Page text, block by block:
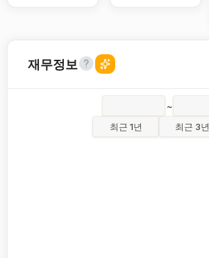
재무정보
~
최근 1년
최근 3년